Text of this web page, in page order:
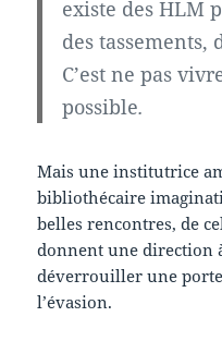
existe des HLM
des tassements,
C’est ne pas
possible.
Mais une institutrice
bibliothécaire
belles rencontres, de
donnent une direction
déverrouiller une
l’évasion.